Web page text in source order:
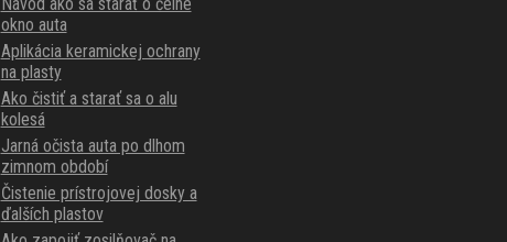
okno auta
Aplikácia keramickej ochrany
na plasty
Ako čistiť a starať sa o alu
kolesá
Jarná očista auta po dlhom
zimnom období
Čistenie prístrojovej dosky a
ďalších plastov